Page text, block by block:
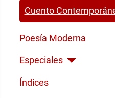
Cuento
Poesía Moderna
Especiales
Índices